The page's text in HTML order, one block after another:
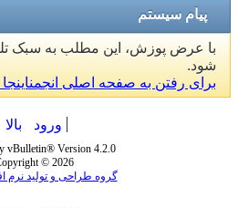
پیام سیستم
با عرض پوزش، این مطلب به سبک
شود.
برای رفتن به صفحه اصلی انجمناینجا
ورود بالا
vBulletin® Version 4.2.0
© 2026
گروه طراحی و تولید نرم